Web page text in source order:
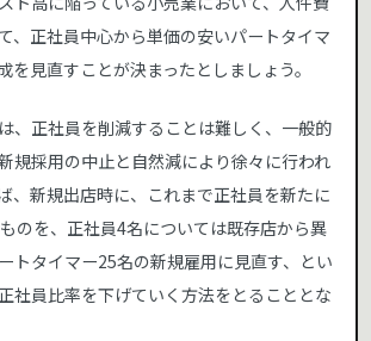
、正社員中心から単価の安いパートタイマ
を見直すことが決まったとしましょう。
、正社員を削減することは難しく、一般的
規採用の中止と自然減により徐々に行われ
、新規出店時に、これまで正社員を新たに
のを、正社員4名については既存店から異
トタイマー25名の新規雇用に見直す、とい
社員比率を下げていく方法をとることとな